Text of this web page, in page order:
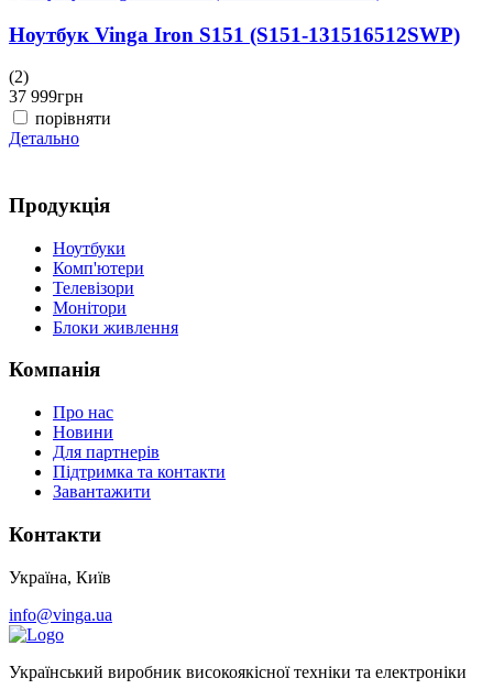
Ноутбук Vinga Iron S151 (S151-131516512SWP)
(2)
37 999грн
порівняти
Детально
Продукція
Ноутбуки
Комп'ютери
Телевізори
Монітори
Блоки живлення
Компанія
Про нас
Новини
Для партнерів
Підтримка та контакти
Завантажити
Контакти
Україна, Київ
info@vinga.ua
Український виробник високоякісної техніки та електроніки